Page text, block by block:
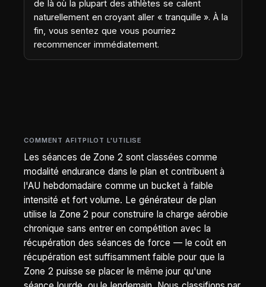
de là où la plupart des athlètes se calent
naturellement en croyant aller « tranquille ». À la
fin, vous sentez que vous pourriez
recommencer immédiatement.
COMMENT AFITPILOT L'UTILISE
Les séances de Zone 2 sont classées comme
modalité endurance dans le plan et contribuent à
l'AU hebdomadaire comme un bucket à faible
intensité et fort volume. Le générateur de plan
utilise la Zone 2 pour construire la charge aérobie
chronique sans entrer en compétition avec la
récupération des séances de force — le coût en
récupération est suffisamment faible pour que la
Zone 2 puisse se placer le même jour qu'une